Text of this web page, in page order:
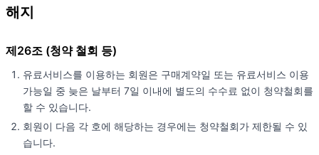
해지
제26조 (청약 철회 등)
유료서비스를 이용하는 회원은 구매계약일 또는 유료서비스 이용
가능일 중 늦은 날부터 7일 이내에 별도의 수수료 없이 청약철회를
할 수 있습니다.
회원이 다음 각 호에 해당하는 경우에는 청약철회가 제한될 수 있
습니다.